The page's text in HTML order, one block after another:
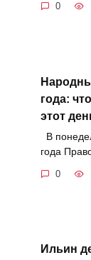
0
года:
этот
В
года
0
Ильин